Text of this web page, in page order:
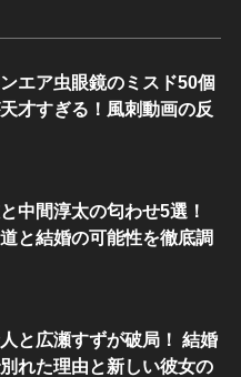
エア虫眼鏡のミスド50個
才すぎる！風刺動画の反
中間淳太の匂わせ5選！
と結婚の可能性を徹底調
と広瀬すずが破局！ 結婚
れた理由と新しい彼女の